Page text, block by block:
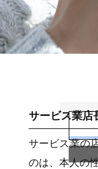
サービス業店
サービス業の
のは、本人の